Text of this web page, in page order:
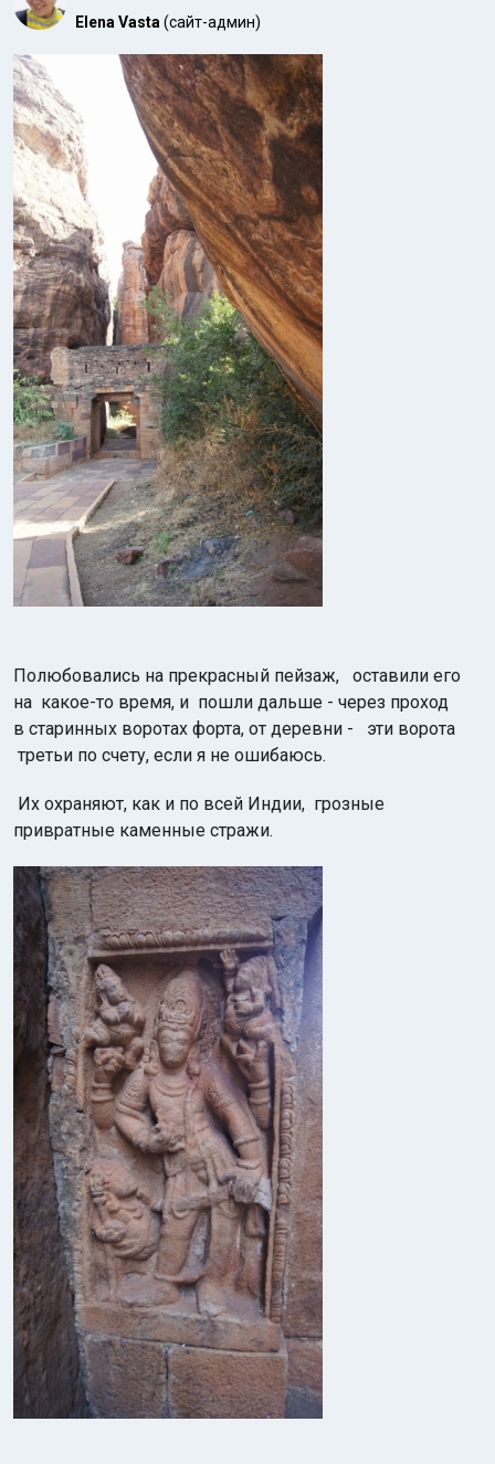
Elena Vasta(сайт-админ)
Полюбовались на прекрасный пейзаж, оставили его
на какое-то время, и пошли дальше - через проход
в старинных воротах форта, от деревни - эти ворота
третьи по счету, если я не ошибаюсь.
Их охраняют, как и по всей Индии, грозные
привратные каменные стражи.